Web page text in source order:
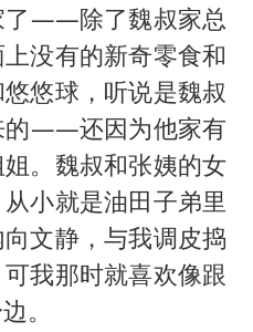
了——除了魏叔家总
没有的新奇零食和
悠球，听说是魏叔
的——还因为他家有
。魏叔和张姨的女
小就是油田子弟里
文静，与我调皮捣
我那时就喜欢像跟
。